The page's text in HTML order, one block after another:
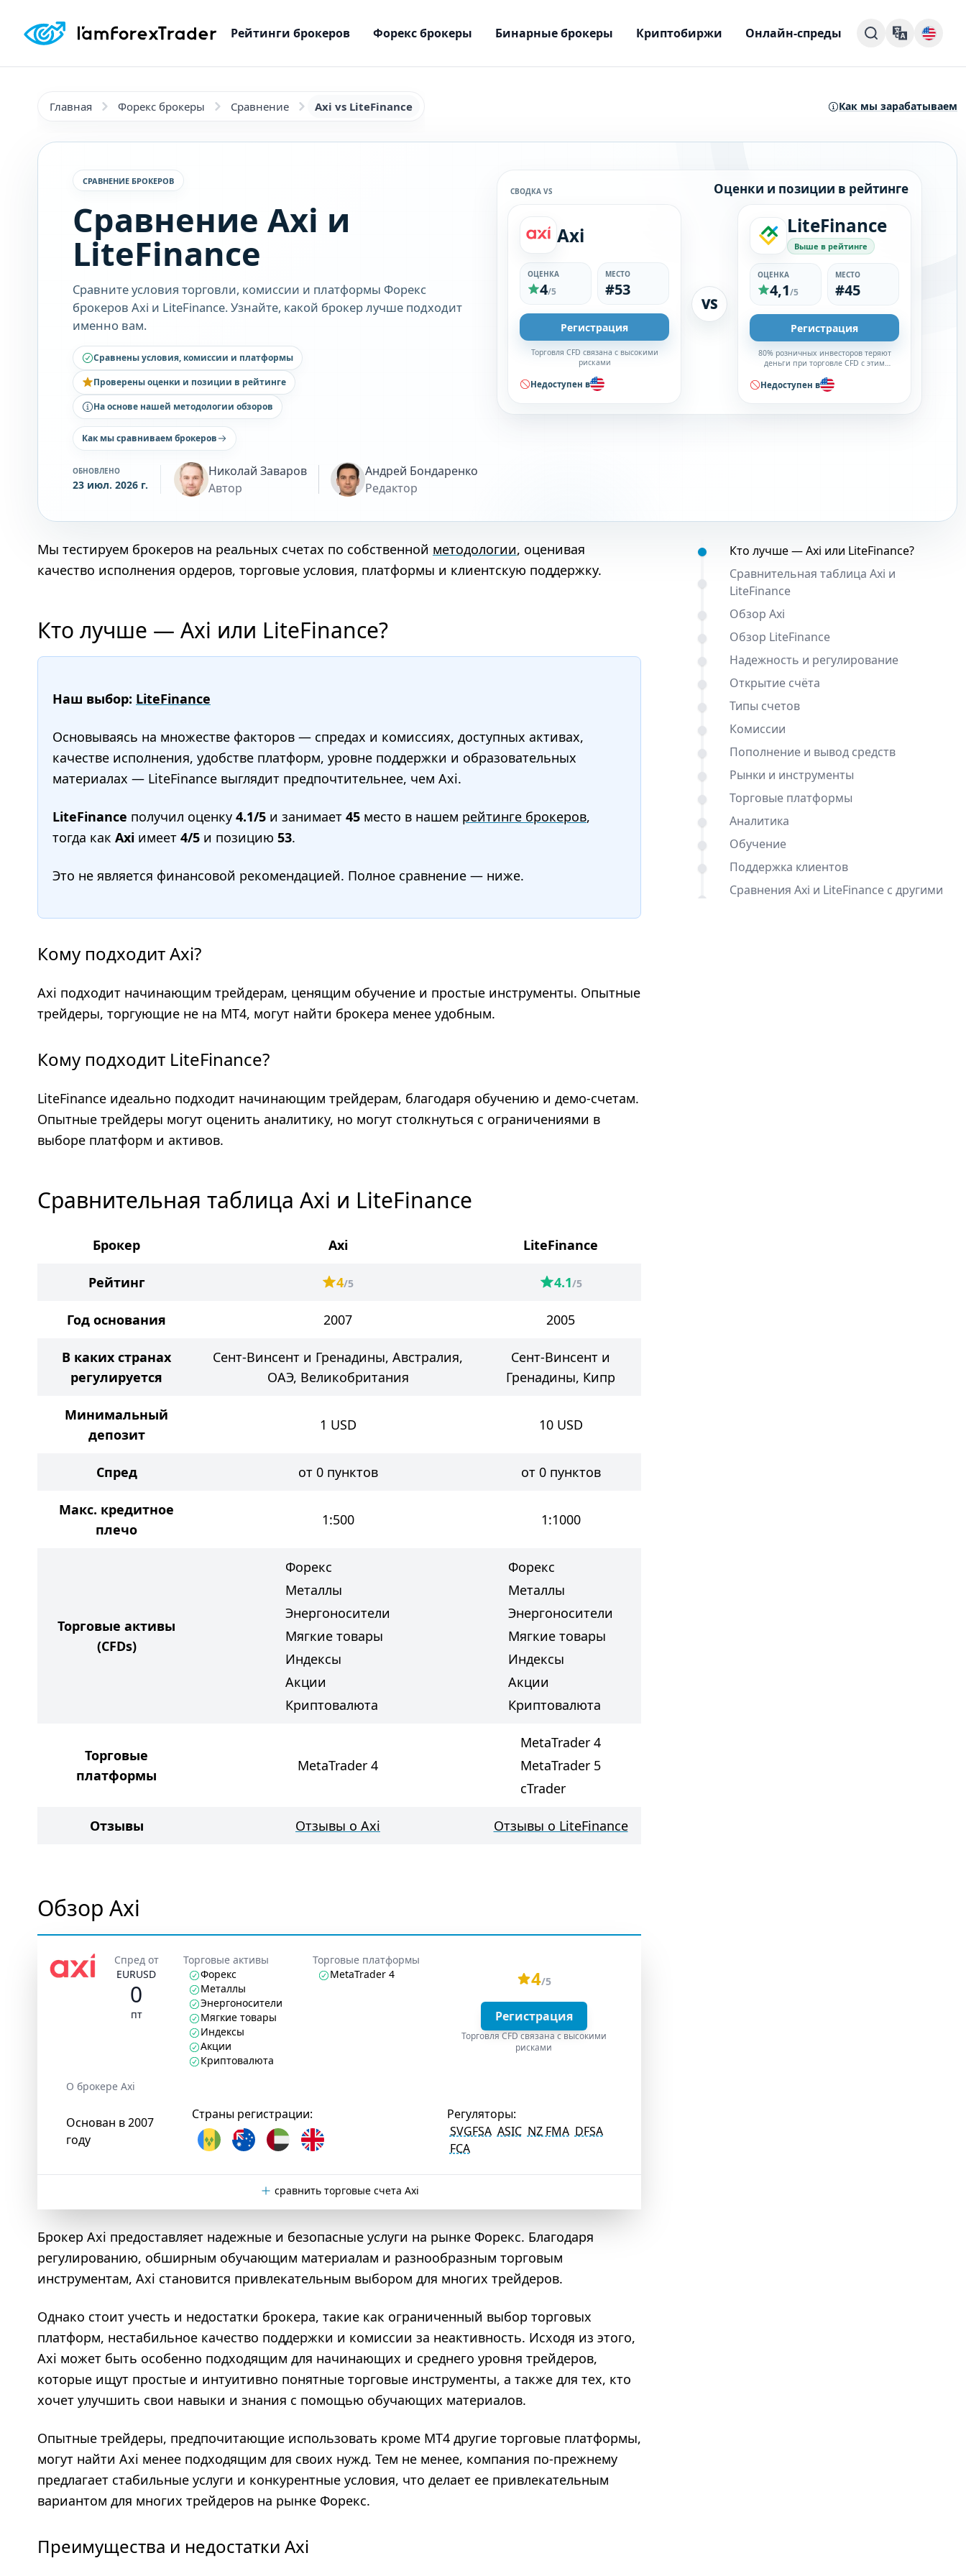
Рейтинги брокеров Форекс брокеры Бинарные брокеры Криптобиржи Онлайн-спреды
Главная Форекс брокеры Сравнение Axi vs LiteFinance Как мы зарабатываем
СРАВНЕНИЕ БРОКЕРОВ
Сравнение Axi и
LiteFinance
Сравните условия торговли, комиссии и платформы Форекс
брокеров Axi и LiteFinance. Узнайте, какой брокер лучше подходит
именно вам.
СВОДКА VS Оценки и позиции в рейтинге
Axi
ОЦЕНКА
4/5
МЕСТО
#53
Регистрация
Торговля CFD связана с высокими
рисками
Недоступен в
VS
LiteFinance
Выше в рейтинге
ОЦЕНКА
4,1/5
МЕСТО
#45
Регистрация
80% розничных инвесторов теряют
деньги при торговле CFD с этим
Недоступен в
Сравнены условия, комиссии и платформы
Проверены оценки и позиции в рейтинге
На основе нашей методологии обзоров
Как мы сравниваем брокеров
ОБНОВЛЕНО
23 июл. 2026 г.
Николай Заваров
Автор
Андрей Бондаренко
Редактор
Содержание: Кто лучше — Axi или LiteFinance?
Сравнительная таблица Axi и
LiteFinance
Обзор Axi
Обзор LiteFinance
Надежность и регулирование
Открытие счёта
Типы счетов
Комиссии
Пополнение и вывод средств
Рынки и инструменты
Торговые платформы
Аналитика
Обучение
Поддержка клиентов
Сравнения Axi и LiteFinance с другими
Мы тестируем брокеров на реальных счетах по собственной методологии, оценивая
качество исполнения ордеров, торговые условия, платформы и клиентскую поддержку.
Кто лучше — Axi или LiteFinance?
Наш выбор: LiteFinance
Основываясь на множестве факторов — спредах и комиссиях, доступных активах,
качестве исполнения, удобстве платформ, уровне поддержки и образовательных
материалах — LiteFinance выглядит предпочтительнее, чем Axi.
LiteFinance получил оценку 4.1/5 и занимает 45 место в нашем рейтинге брокеров,
тогда как Axi имеет 4/5 и позицию 53.
Это не является финансовой рекомендацией. Полное сравнение — ниже.
Кому подходит Axi?
Axi подходит начинающим трейдерам, ценящим обучение и простые инструменты. Опытные
трейдеры, торгующие не на МТ4, могут найти брокера менее удобным.
Кому подходит LiteFinance?
LiteFinance идеально подходит начинающим трейдерам, благодаря обучению и демо-счетам.
Опытные трейдеры могут оценить аналитику, но могут столкнуться с ограничениями в
выборе платформ и активов.
Сравнительная таблица Axi и LiteFinance
Брокер Axi LiteFinance
Рейтинг 4/5 4.1/5
Год основания 2007 2005
В каких странах
регулируется
Сент-Винсент и Гренадины, Австралия,
ОАЭ, Великобритания
Сент-Винсент и
Гренадины, Кипр
Минимальный
депозит
1 USD 10 USD
Спред от 0 пунктов от 0 пунктов
Макс. кредитное
плечо
1:500 1:1000
Торговые активы
(CFDs)
Форекс
Металлы
Энергоносители
Мягкие товары
Индексы
Акции
Криптовалюта
Форекс
Металлы
Энергоносители
Мягкие товары
Индексы
Акции
Криптовалюта
Торговые
платформы
MetaTrader 4
MetaTrader 4
MetaTrader 5
cTrader
Отзывы Отзывы о Axi Отзывы о LiteFinance
Обзор Axi
Спред от
EURUSD
0
пт
Торговые активы
Форекс
Металлы
Энергоносители
Мягкие товары
Индексы
Акции
Криптовалюта
Торговые платформы
MetaTrader 4
4/5
Регистрация
Торговля CFD связана с высокими
рисками
О брокере Axi
Основан в 2007
году
Страны регистрации:
Регуляторы:
SVGFSA ASIC NZ FMA DFSA
FCA
сравнить торговые счета Axi
Брокер Axi предоставляет надежные и безопасные услуги на рынке Форекс. Благодаря
регулированию, обширным обучающим материалам и разнообразным торговым
инструментам, Axi становится привлекательным выбором для многих трейдеров.
Однако стоит учесть и недостатки брокера, такие как ограниченный выбор торговых
платформ, нестабильное качество поддержки и комиссии за неактивность. Исходя из этого,
Axi может быть особенно подходящим для начинающих и среднего уровня трейдеров,
которые ищут простые и интуитивно понятные торговые инструменты, а также для тех, кто
хочет улучшить свои навыки и знания с помощью обучающих материалов.
Опытные трейдеры, предпочитающие использовать кроме МТ4 другие торговые платформы,
могут найти Axi менее подходящим для своих нужд. Тем не менее, компания по-прежнему
предлагает стабильные услуги и конкурентные условия, что делает ее привлекательным
вариантом для многих трейдеров на рынке Форекс.
Преимущества и недостатки Axi